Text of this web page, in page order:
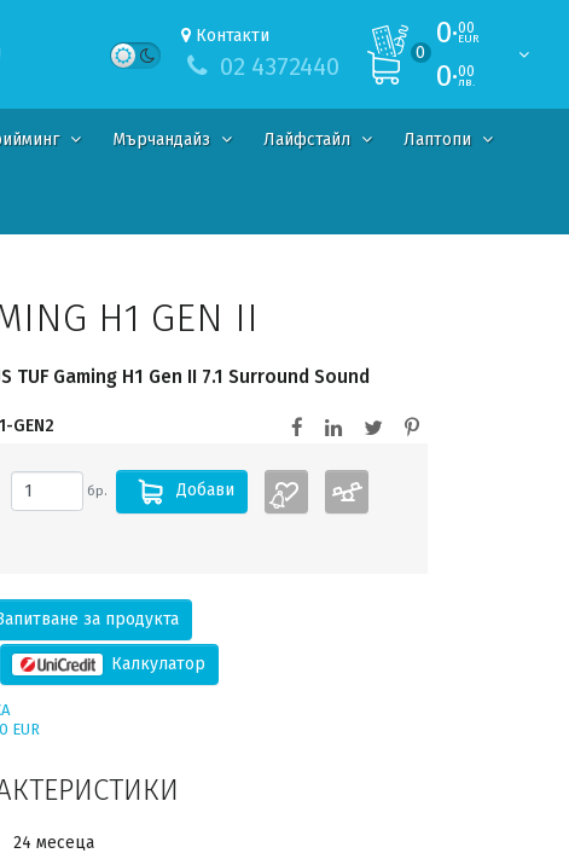
Контакти
02 4372440 0
0·00
EUR
0·00
лв.
Мърчандайз Лайфстайл Лаптопи
H1 GEN II
TUF Gaming H1 Gen II 7.1 Surround Sound
GEN2
бр. Добави
за продукта
Калкулатор
EUR
24 месеца